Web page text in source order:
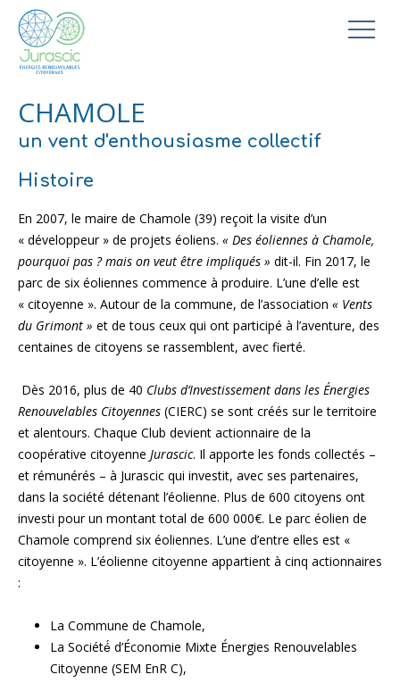
CHAMOLE
un vent d'enthousiasme collectif
Histoire
En 2007, le maire de Chamole (39) reçoit la visite d’un
« développeur » de projets éoliens. « Des éoliennes à Chamole,
pourquoi pas ? mais on veut être impliqués » dit-il. Fin 2017, le
parc de six éoliennes commence à produire. L’une d’elle est
« citoyenne ». Autour de la commune, de l’association « Vents
du Grimont » et de tous ceux qui ont participé à l’aventure, des
centaines de citoyens se rassemblent, avec fierté.
Dès 2016, plus de 40 Clubs d’Investissement dans les Énergies
Renouvelables Citoyennes (CIERC) se sont créés sur le territoire
et alentours. Chaque Club devient actionnaire de la
coopérative citoyenne Jurascic. Il apporte les fonds collectés –
et rémunérés – à Jurascic qui investit, avec ses partenaires,
dans la société détenant l’éolienne. Plus de 600 citoyens ont
investi pour un montant total de 600 000€. Le parc éolien de
Chamole comprend six éoliennes. L’une d’entre elles est «
citoyenne ». L’éolienne citoyenne appartient à cinq actionnaires
:
La Commune de Chamole,
La Société́ d’Économie Mixte Énergies Renouvelables
Citoyenne (SEM EnR C),